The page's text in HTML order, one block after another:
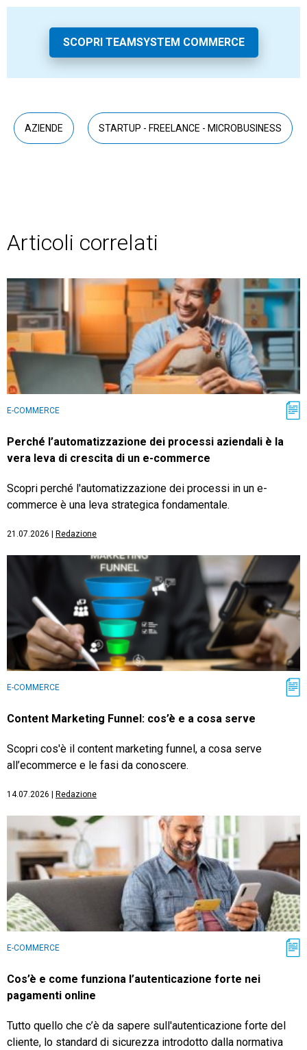
SCOPRI TEAMSYSTEM COMMERCE
AZIENDE STARTUP - FREELANCE - MICROBUSINESS
Articoli correlati
E-COMMERCE
Perché l’automatizzazione dei processi aziendali è la
vera leva di crescita di un e-commerce
Scopri perché l'automatizzazione dei processi in un e-
commerce è una leva strategica fondamentale.
21.07.2026 Redazione
E-COMMERCE
Content Marketing Funnel: cos’è e a cosa serve
Scopri cos'è il content marketing funnel, a cosa serve
all’ecommerce e le fasi da conoscere.
14.07.2026 Redazione
E-COMMERCE
Cos’è e come funziona l’autenticazione forte nei
pagamenti online
Tutto quello che c’è da sapere sull'autenticazione forte del
cliente, lo standard di sicurezza introdotto dalla normativa